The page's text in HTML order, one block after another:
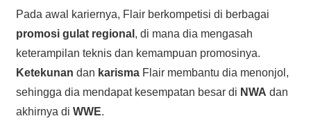
Pada awal kariernya, Flair berkompetisi di berbagai
promosi gulat regional , di mana dia mengasah
keterampilan teknis dan kemampuan promosinya.
Ketekunan dan karismaFlair membantu dia menonjol,
sehingga dia mendapat kesempatan besar di NWA dan
akhirnya di WWE.